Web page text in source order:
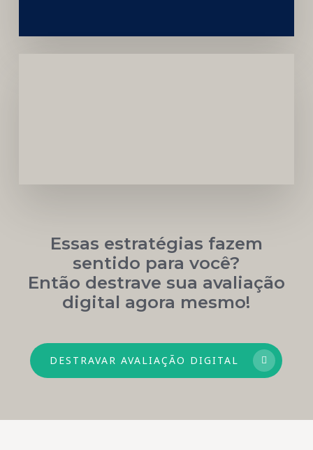
Essas estratégias fazem
sentido para você?
Então destrave sua avaliação
digital agora mesmo!
DESTRAVAR AVALIAÇÃO DIGITAL